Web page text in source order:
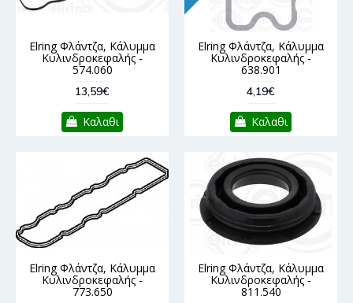
Elring Φλάντζα, Κάλυμμα
Κυλινδροκεφαλής -
574.060
13,59€
Καλαθι
Elring Φλάντζα, Κάλυμμα
Κυλινδροκεφαλής -
638.901
4,19€
Καλαθι
Elring Φλάντζα, Κάλυμμα
Κυλινδροκεφαλής -
773.650
Elring Φλάντζα, Κάλυμμα
Κυλινδροκεφαλής -
811.540